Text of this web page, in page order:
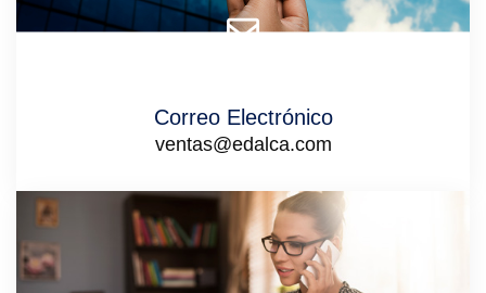
Correo Electrónico
ventas@edalca.com